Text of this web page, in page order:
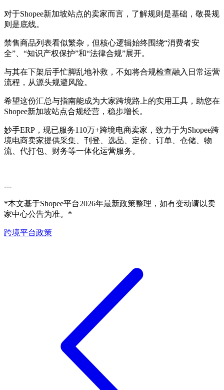
对于Shopee新加坡站点的卖家而言，了解规则是基础，敬畏规
则是底线。
禁售商品列表看似繁杂，但核心逻辑始终围绕“消费者安
全”、“知识产权保护”和“法律合规”展开。
与其在下架后手忙脚乱地补救，不如将合规检查融入日常运营
流程，从源头规避风险。
希望这份汇总与指南能成为大家跨境路上的实用工具，助您在
Shopee新加坡站点合规经营，稳步增长。
妙手ERP，现已服务110万+跨境电商卖家，致力于为Shopee跨
境电商卖家提供采集、刊登、选品、定价、订单、仓储、物
流、代打包、财务等一体化运营服务。
---
*本文基于Shopee平台2026年最新政策整理，如有变动请以卖
家中心公告为准。*
跨境平台政策